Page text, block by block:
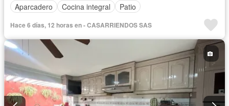
Aparcadero
Cocina integral Patio
Hace 6 días, 12 horas en - CASARRIENDOS SAS